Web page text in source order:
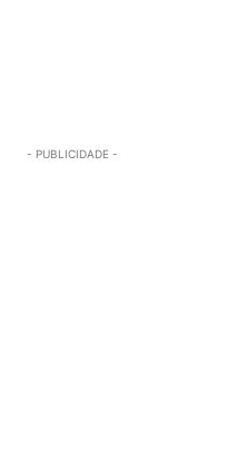
- PUBLICIDADE -